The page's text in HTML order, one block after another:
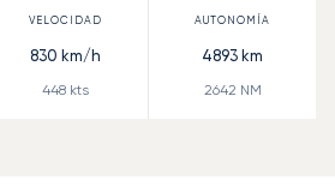
830 km/h
448kts
4893 km
2642 NM